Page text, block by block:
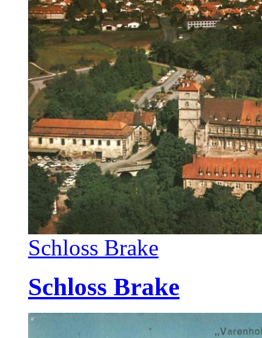
Schloss Brake
Schloss Brake